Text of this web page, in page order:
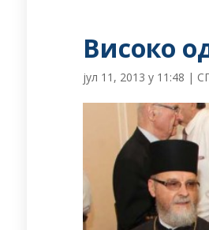
Високо
јул 11, 2013 у 11:48 |